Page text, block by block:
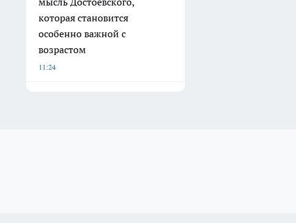
которая становится
особенно важной с
возрастом
11:24